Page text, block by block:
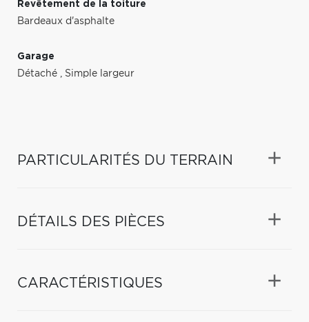
Revêtement de la toiture
Bardeaux d'asphalte
Garage
Détaché , Simple largeur
PARTICULARITÉS DU TERRAIN
DÉTAILS DES PIÈCES
CARACTÉRISTIQUES